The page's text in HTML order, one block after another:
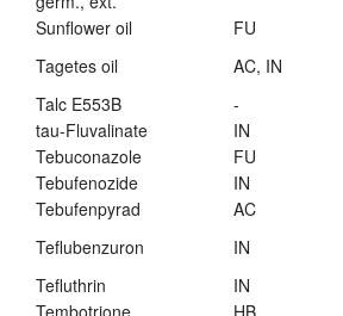
Sunflower oil FU
Tagetes oil
AC, IN
Talc E553B
-
tau-Fluvalinate
IN
Tebuconazole
FU
Tebufenozide
IN
Tebufenpyrad
AC
Teflubenzuron
IN
Tefluthrin
IN